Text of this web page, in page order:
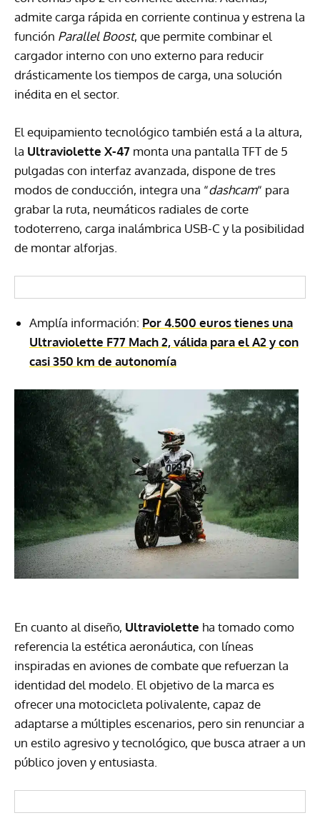
admite carga rápida en corriente continua y estrena la
función Parallel Boost, que permite combinar el
cargador interno con uno externo para reducir
drásticamente los tiempos de carga, una solución
inédita en el sector.
El equipamiento tecnológico también está a la altura,
la Ultraviolette X-47 monta una pantalla TFT de 5
pulgadas con interfaz avanzada, dispone de tres
modos de conducción, integra una “dashcam“ para
grabar la ruta, neumáticos radiales de corte
todoterreno, carga inalámbrica USB-C y la posibilidad
de montar alforjas.
Amplía información: Por 4.500 euros tienes una
Ultraviolette F77 Mach 2, válida para el A2 y con
casi 350 km de autonomía
En cuanto al diseño, Ultraviolette ha tomado como
referencia la estética aeronáutica, con líneas
inspiradas en aviones de combate que refuerzan la
identidad del modelo. El objetivo de la marca es
ofrecer una motocicleta polivalente, capaz de
adaptarse a múltiples escenarios, pero sin renunciar a
un estilo agresivo y tecnológico, que busca atraer a un
público joven y entusiasta.